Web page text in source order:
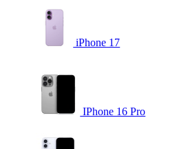
iPhone 17
IPhone 16 Pro